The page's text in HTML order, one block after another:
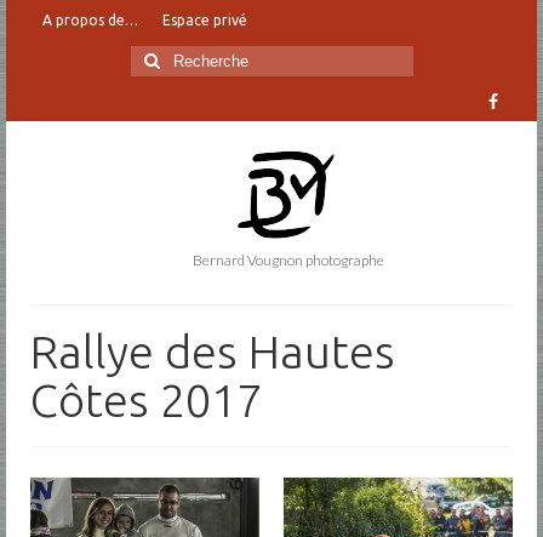
A propos de… Espace privé
Rechercher
:
Bernard Vougnon photographe
Rallye des Hautes
Côtes 2017